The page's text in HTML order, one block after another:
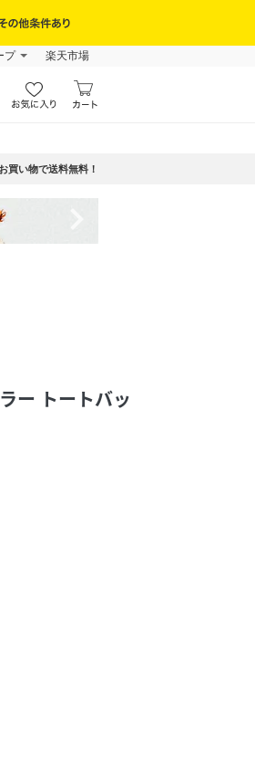
プ 楽天市場
い物で送料無料！
ー トートバッ